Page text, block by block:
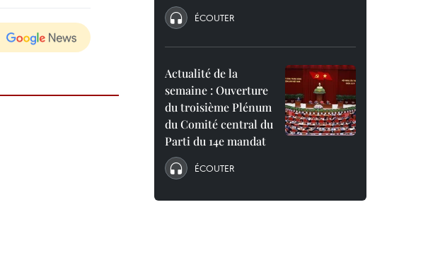
ÉCOUTER
Actualité de la
semaine : Ouverture
du troisième Plénum
du Comité central du
Parti du 14e mandat
ÉCOUTER